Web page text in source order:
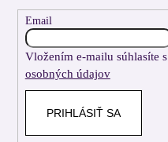
Email
Vložením e-mailu súhlasíte s
osobných údajov
PRIHLÁSIŤ SA